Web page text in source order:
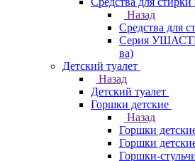
Назад
Средства для
Серия
ва)
Детский туалет
Назад
Детский туалет
Горшки детские
Назад
Горшки
Горшки
Горшки-